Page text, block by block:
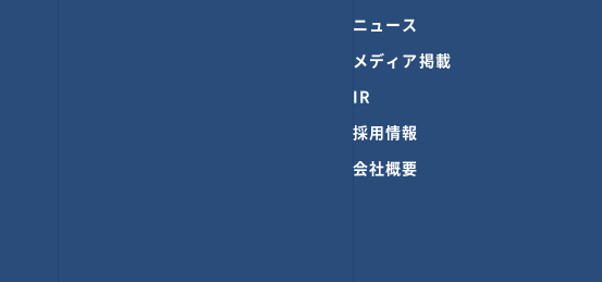
ニュース
メディア掲載
IR
採用情報
会社概要